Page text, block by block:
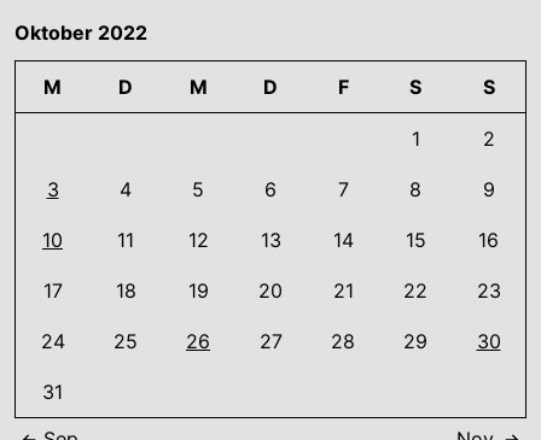
Oktober 2022
M D M D F S S
1 2
3 4 5 6 7 8 9
10 11 12 13 14 15 16
17 18 19 20 21 22 23
24 25 26 27 28 29 30
31